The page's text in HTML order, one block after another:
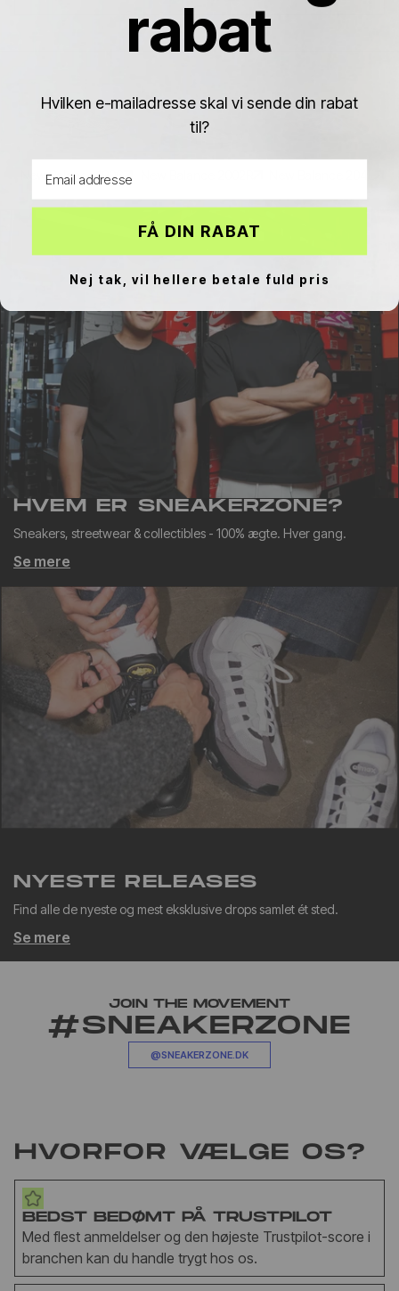
New Balance 1906
HVEM ER SNEAKERZONE?
Sneakers, streetwear & collectibles - 100% ægte. Hver gang.
Se mere
NYESTE RELEASES
Find alle de nyeste og mest eksklusive drops samlet ét sted.
Se mere
JOIN THE MOVEMENT
#SNEAKERZONE
@SNEAKERZONE.DK
HVORFOR VÆLGE OS?
BEDST BEDØMT PÅ TRUSTPILOT
Med flest anmeldelser og den højeste Trustpilot-score i
branchen kan du handle trygt hos os.
rabat
Hvilken e-mailadresse skal vi sende din rabat
til?
FÅ DIN RABAT
Nej tak, vil hellere betale fuld pris